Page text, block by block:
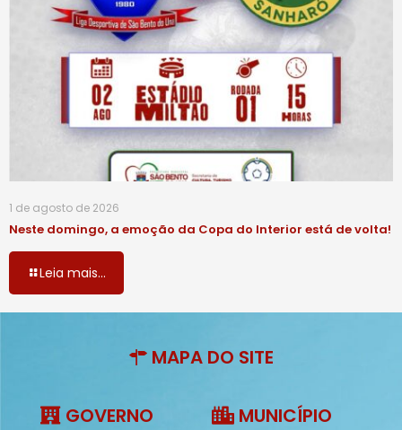
1 de agosto de 2026
Neste domingo, a emoção da Copa do Interior está de volta!
Leia mais...
MAPA DO SITE
GOVERNO MUNICÍPIO